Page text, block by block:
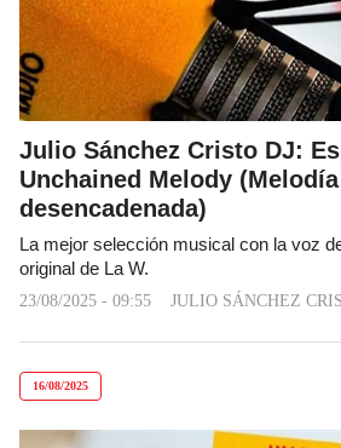
Julio Sánchez Cristo DJ:
Unchained Melody (Melodía
desencadenada)
La mejor selección musical con la voz
original de La W.
23/08/2025 - 09:55 JULIO SÁNCHEZ
16/08/2025